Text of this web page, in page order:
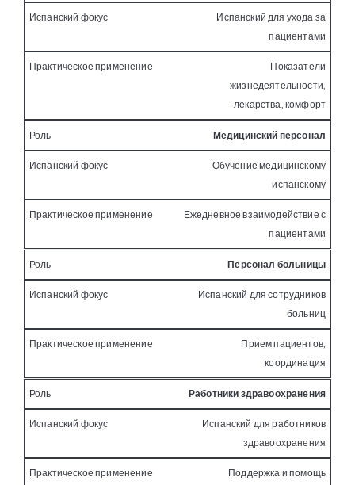
Испанский для ухода за
пациентами
Показатели
жизнедеятельности,
лекарства, комфорт
Медицинский персонал
Обучение медицинскому
испанскому
Ежедневное взаимодействие с
пациентами
Персонал больницы
Испанский для сотрудников
больниц
Прием пациентов,
координация
Работники здравоохранения
Испанский для работников
здравоохранения
Поддержка и помощь